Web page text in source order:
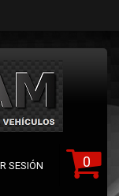
0
SESIÓN